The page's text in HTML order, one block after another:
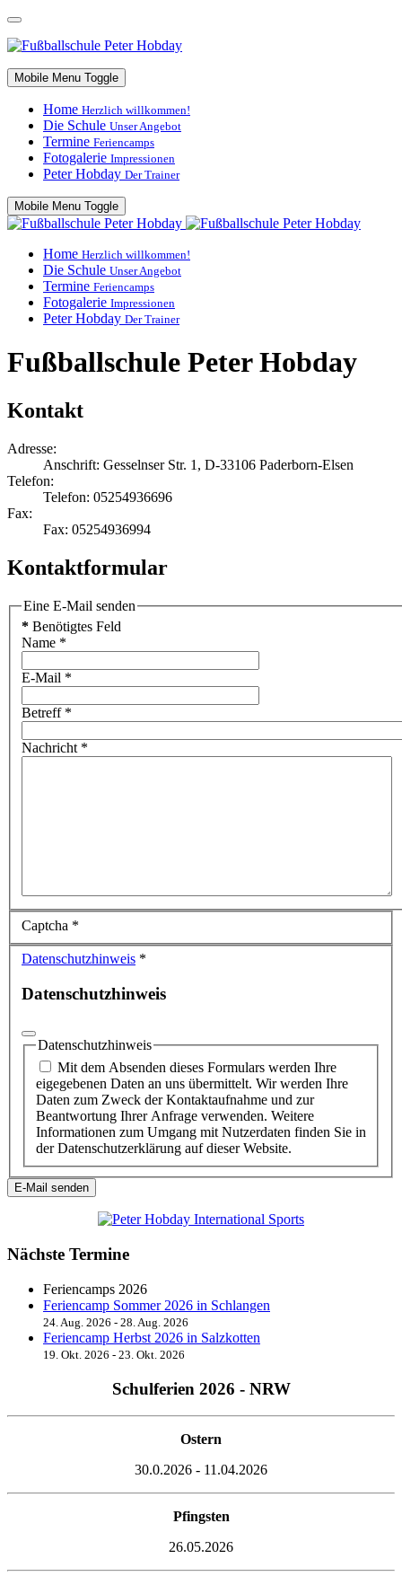
Mobile Menu Toggle
Home Herzlich willkommen!
Die Schule Unser Angebot
Termine Feriencamps
Fotogalerie Impressionen
Peter Hobday Der Trainer
Mobile Menu Toggle
Home Herzlich willkommen!
Die Schule Unser Angebot
Termine Feriencamps
Fotogalerie Impressionen
Peter Hobday Der Trainer
Fußballschule Peter Hobday
Kontakt
Adresse:
Anschrift: Gesselnser Str. 1, D-33106 Paderborn-Elsen
Telefon:
Telefon: 05254936696
Fax:
Fax: 05254936994
Kontaktformular
Eine E-Mail senden
* Benötigtes Feld
Name *
E-Mail *
Betreff*
Nachricht *
Captcha *
Datenschutzhinweis *
Datenschutzhinweis
Datenschutzhinweis
Mit dem Absenden dieses Formulars werden Ihre
eigegebenen Daten an uns übermittelt. Wir werden Ihre
Daten zum Zweck der Kontaktaufnahme und zur
Beantwortung Ihrer Anfrage verwenden. Weitere
Informationen zum Umgang mit Nutzerdaten finden Sie in
der Datenschutzerklärung auf dieser Website.
E-Mail senden
Nächste Termine
Feriencamps 2026
Feriencamp Sommer 2026 in Schlangen
24. Aug. 2026 - 28. Aug. 2026
Feriencamp Herbst 2026 in Salzkotten
19. Okt. 2026 - 23. Okt. 2026
Schulferien 2026 - NRW
Ostern
30.0.2026 - 11.04.2026
Pfingsten
26.05.2026